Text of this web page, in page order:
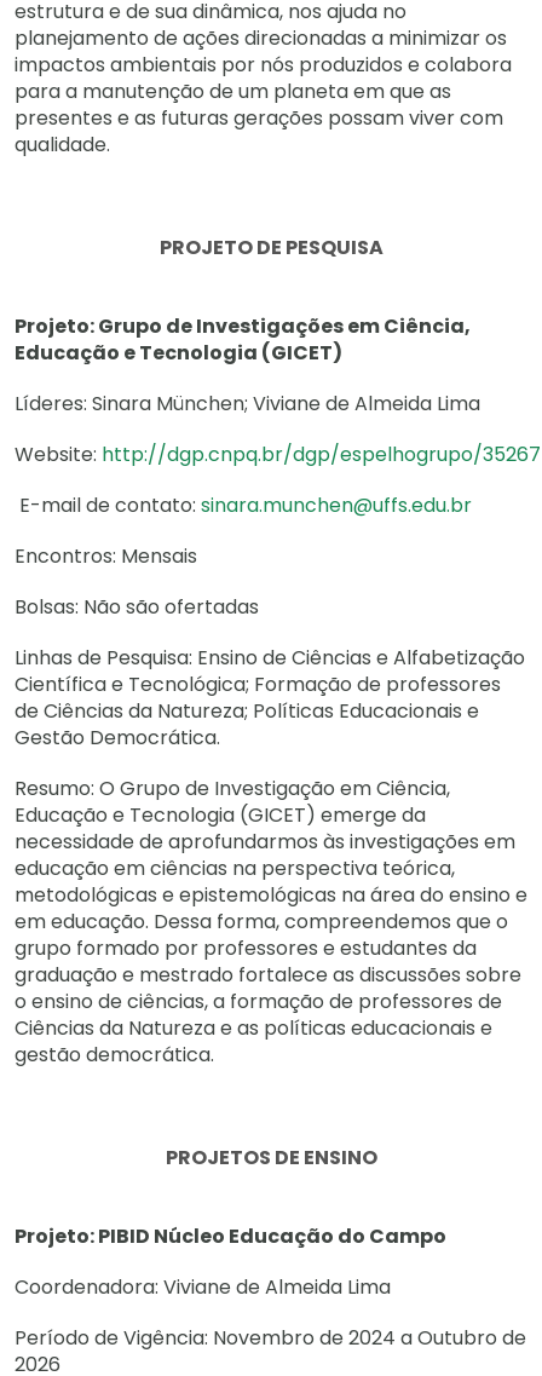
estrutura e de sua dinâmica, nos ajuda no
planejamento de ações direcionadas a minimizar os
impactos ambientais por nós produzidos e colabora
para a manutenção de um planeta em que as
presentes e as futuras gerações possam viver com
qualidade.
PROJETO DE PESQUISA
Projeto: Grupo de Investigações em Ciência,
Educação e Tecnologia (GICET)
Líderes: Sinara München; Viviane de Almeida Lima
Website: http://dgp.cnpq.br/dgp/espelhogrupo/
E-mail de contato: sinara.munchen@uffs.edu.br
Encontros: Mensais
Bolsas: Não são ofertadas
Linhas de Pesquisa: Ensino de Ciências e Alfabetização
Científica e Tecnológica; Formação de professores
de Ciências da Natureza; Políticas Educacionais e
Gestão Democrática.
Resumo: O Grupo de Investigação em Ciência,
Educação e Tecnologia (GICET) emerge da
necessidade de aprofundarmos às investigações em
educação em ciências na perspectiva teórica,
metodológicas e epistemológicas na área do ensino e
em educação. Dessa forma, compreendemos que o
grupo formado por professores e estudantes da
graduação e mestrado fortalece as discussões sobre
o ensino de ciências, a formação de professores de
Ciências da Natureza e as políticas educacionais e
gestão democrática.
PROJETOS DE ENSINO
Projeto: PIBID Núcleo Educação do Campo
Coordenadora: Viviane de Almeida Lima
Período de Vigência: Novembro de 2024 a Outubro de
2026